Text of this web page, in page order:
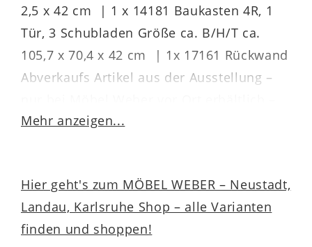
2,5 x 42 cm | 1 x 14181 Baukasten 4R, 1
Tür, 3 Schubladen Größe ca. B/H/T ca.
105,7 x 70,4 x 42 cm | 1x 17161 Rückwand
Abverkaufs Artikel aus der Ausstellung –
ohne Dekoration
Abholpreis jetzt nur noch
1149,– €
Entdecken Sie das
Mehr anzeigen...
Hier geht's zum MÖBEL WEBER – Neustadt,
Landau, Karlsruhe Shop – alle Varianten
finden und shoppen!